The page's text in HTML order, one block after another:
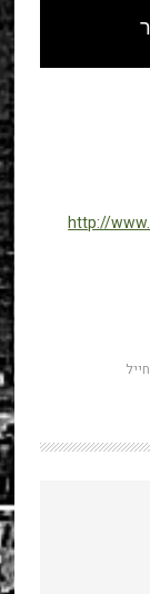
http://